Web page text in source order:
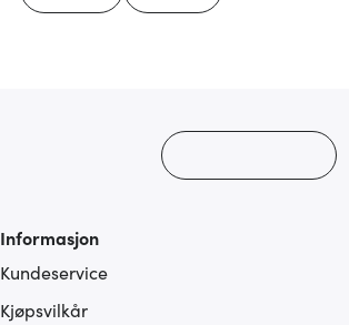
Informasjon
Kundeservice
Kjøpsvilkår